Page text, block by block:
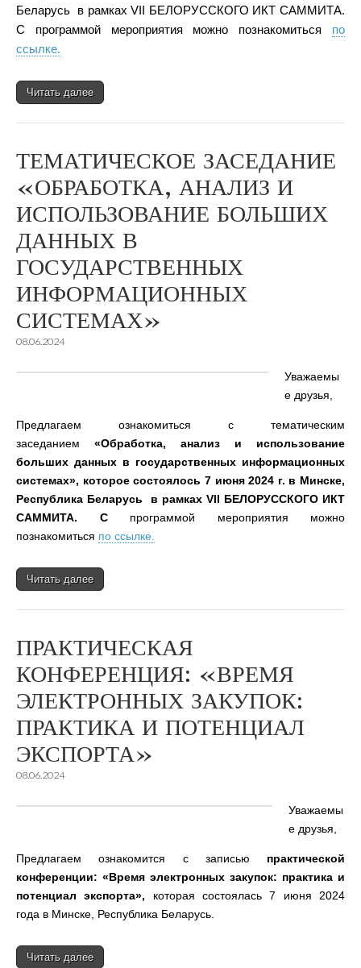
Беларусь в рамках VII БЕЛОРУССКОГО ИКТ САММИТА.
С программой мероприятия можно познакомиться по
ссылке.
Читать далее
ТЕМАТИЧЕСКОЕ ЗАСЕДАНИЕ
«ОБРАБОТКА, АНАЛИЗ И
ИСПОЛЬЗОВАНИЕ БОЛЬШИХ
ДАННЫХ В
ГОСУДАРСТВЕННЫХ
ИНФОРМАЦИОННЫХ
СИСТЕМАХ»
08.06.2024
Уважаемы
е друзья,
Предлагаем ознакомиться с тематическим
заседанием «Обработка, анализ и использование
больших данных в государственных информационных
системах», которое состоялось 7 июня 2024 г. в Минске,
Республика Беларусь в рамках VII БЕЛОРУССКОГО ИКТ
САММИТА. Спрограммой мероприятия можно
познакомиться по ссылке.
Читать далее
ПРАКТИЧЕСКАЯ
КОНФЕРЕНЦИЯ: «ВРЕМЯ
ЭЛЕКТРОННЫХ ЗАКУПОК:
ПРАКТИКА И ПОТЕНЦИАЛ
ЭКСПОРТА»
08.06.2024
Уважаемы
е друзья,
Предлагаем ознакомится с записью практической
конференции: «Время электронных закупок: практика и
потенциал экспорта», которая состоялась 7 июня 2024
года в Минске, Республика Беларусь.
Читать далее